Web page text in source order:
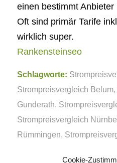
Cookie-
einen bestimmt
Oft sind primär Tarife
wirklich super.
Rankensteinseo
Schlagworte:
Strompreisvergleich Belum,
Gunderath,
Strompreisvergleich
Rümmingen,